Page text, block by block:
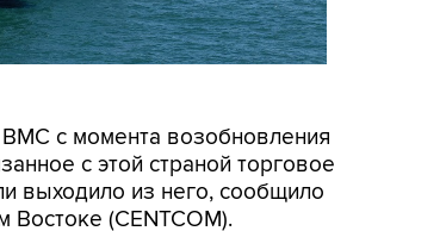
ВМС с момента возобновления
с этой страной торговое
выходило из него, сообщило
(CENTCOM).